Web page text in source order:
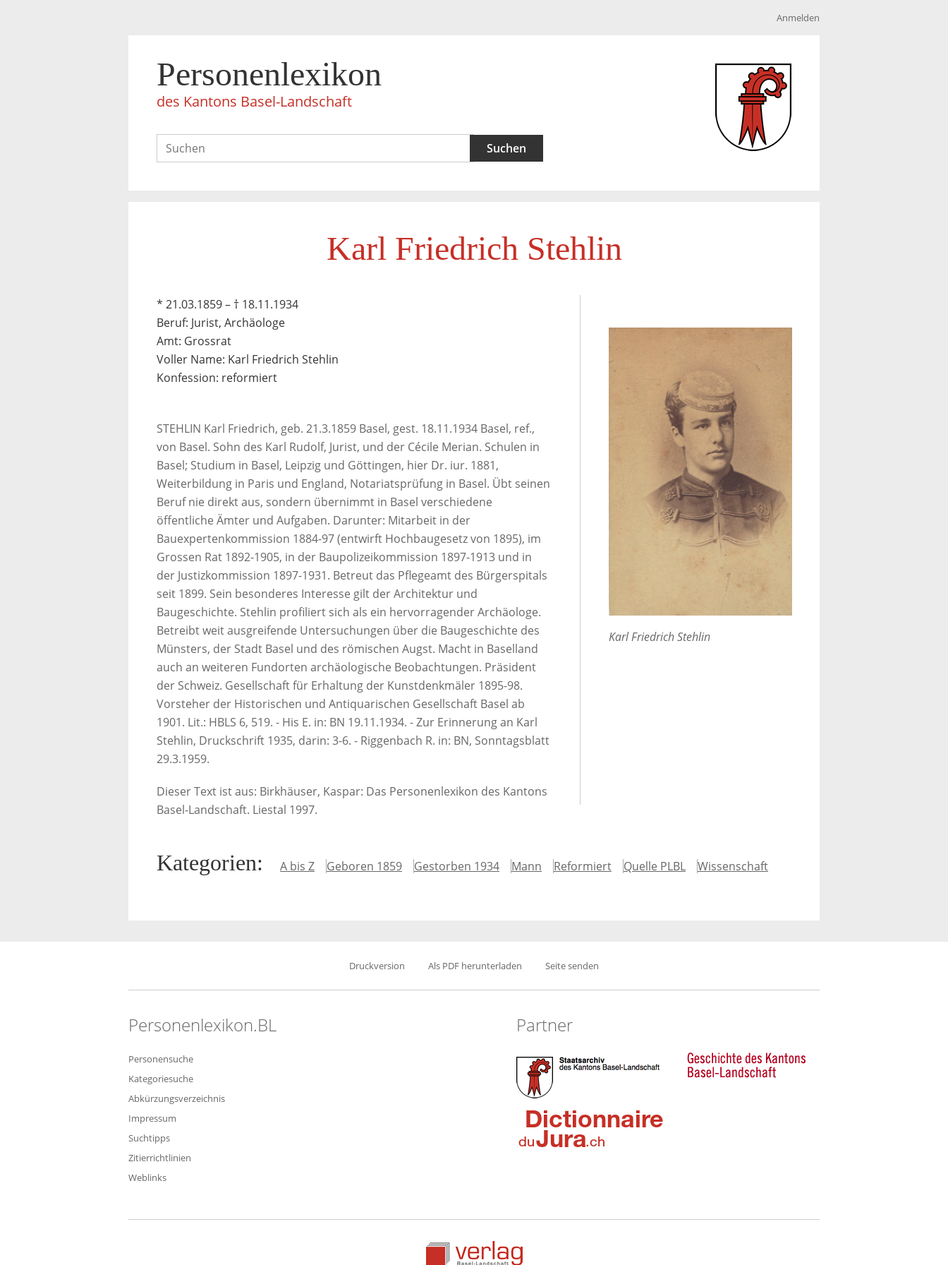
Anmelden
Personenlexikon
des Kantons Basel-Landschaft
Karl Friedrich Stehlin
* 21.03.1859 – † 18.11.1934
Beruf: Jurist, Archäologe
Amt: Grossrat
Voller Name: Karl Friedrich Stehlin
Konfession: reformiert
Karl Friedrich Stehlin
STEHLIN Karl Friedrich, geb. 21.3.1859 Basel, gest. 18.11.1934 Basel, ref.,
von Basel. Sohn des Karl Rudolf, Jurist, und der Cécile Merian. Schulen in
Basel; Studium in Basel, Leipzig und Göttingen, hier Dr. iur. 1881,
Weiterbildung in Paris und England, Notariatsprüfung in Basel. Übt seinen
Beruf nie direkt aus, sondern übernimmt in Basel verschiedene
öffentliche Ämter und Aufgaben. Darunter: Mitarbeit in der
Bauexpertenkommission 1884-97 (entwirft Hochbaugesetz von 1895), im
Grossen Rat 1892-1905, in der Baupolizeikommission 1897-1913 und in
der Justizkommission 1897-1931. Betreut das Pflegeamt des Bürgerspitals
seit 1899. Sein besonderes Interesse gilt der Architektur und
Baugeschichte. Stehlin profiliert sich als ein hervorragender Archäologe.
Betreibt weit ausgreifende Untersuchungen über die Baugeschichte des
Münsters, der Stadt Basel und des römischen Augst. Macht in Baselland
auch an weiteren Fundorten archäologische Beobachtungen. Präsident
der Schweiz. Gesellschaft für Erhaltung der Kunstdenkmäler 1895-98.
Vorsteher der Historischen und Antiquarischen Gesellschaft Basel ab
1901. Lit.: HBLS 6, 519. - His E. in: BN 19.11.1934. - Zur Erinnerung an Karl
Stehlin, Druckschrift 1935, darin: 3-6. - Riggenbach R. in: BN, Sonntagsblatt
29.3.1959.
Dieser Text ist aus: Birkhäuser, Kaspar: Das Personenlexikon des Kantons
Basel-Landschaft. Liestal 1997.
Kategorien: A bis Z Geboren 1859 Gestorben 1934 Mann Reformiert Quelle PLBL Wissenschaft
Druckversion Als PDF herunterladen Seite senden
Personenlexikon.BL
Personensuche
Kategoriesuche
Abkürzungsverzeichnis
Impressum
Suchtipps
Zitierrichtlinien
Weblinks
Partner